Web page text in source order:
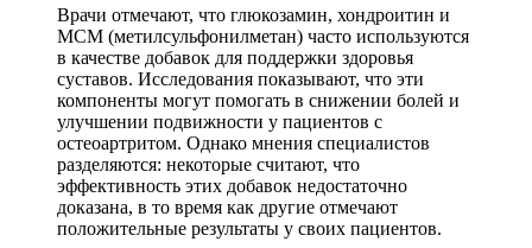
Врачи отмечают, что глюкозамин, хондроитин и
МСМ (метилсульфонилметан) часто используются
в качестве добавок для поддержки здоровья
суставов. Исследования показывают, что эти
компоненты могут помогать в снижении болей и
улучшении подвижности у пациентов с
остеоартритом. Однако мнения специалистов
разделяются: некоторые считают, что
эффективность этих добавок недостаточно
доказана, в то время как другие отмечают
положительные результаты у своих пациентов.